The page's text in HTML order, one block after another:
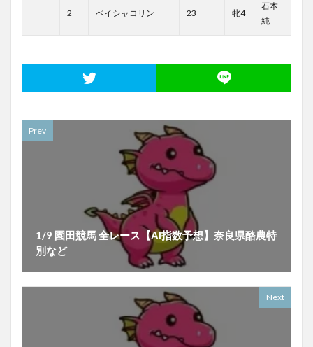
2 ペイシャコリン 23 牝4
石本
純
Prev
1/9 園田競馬 全レース【AI指数予想】奈良県酪農特
別など
Next